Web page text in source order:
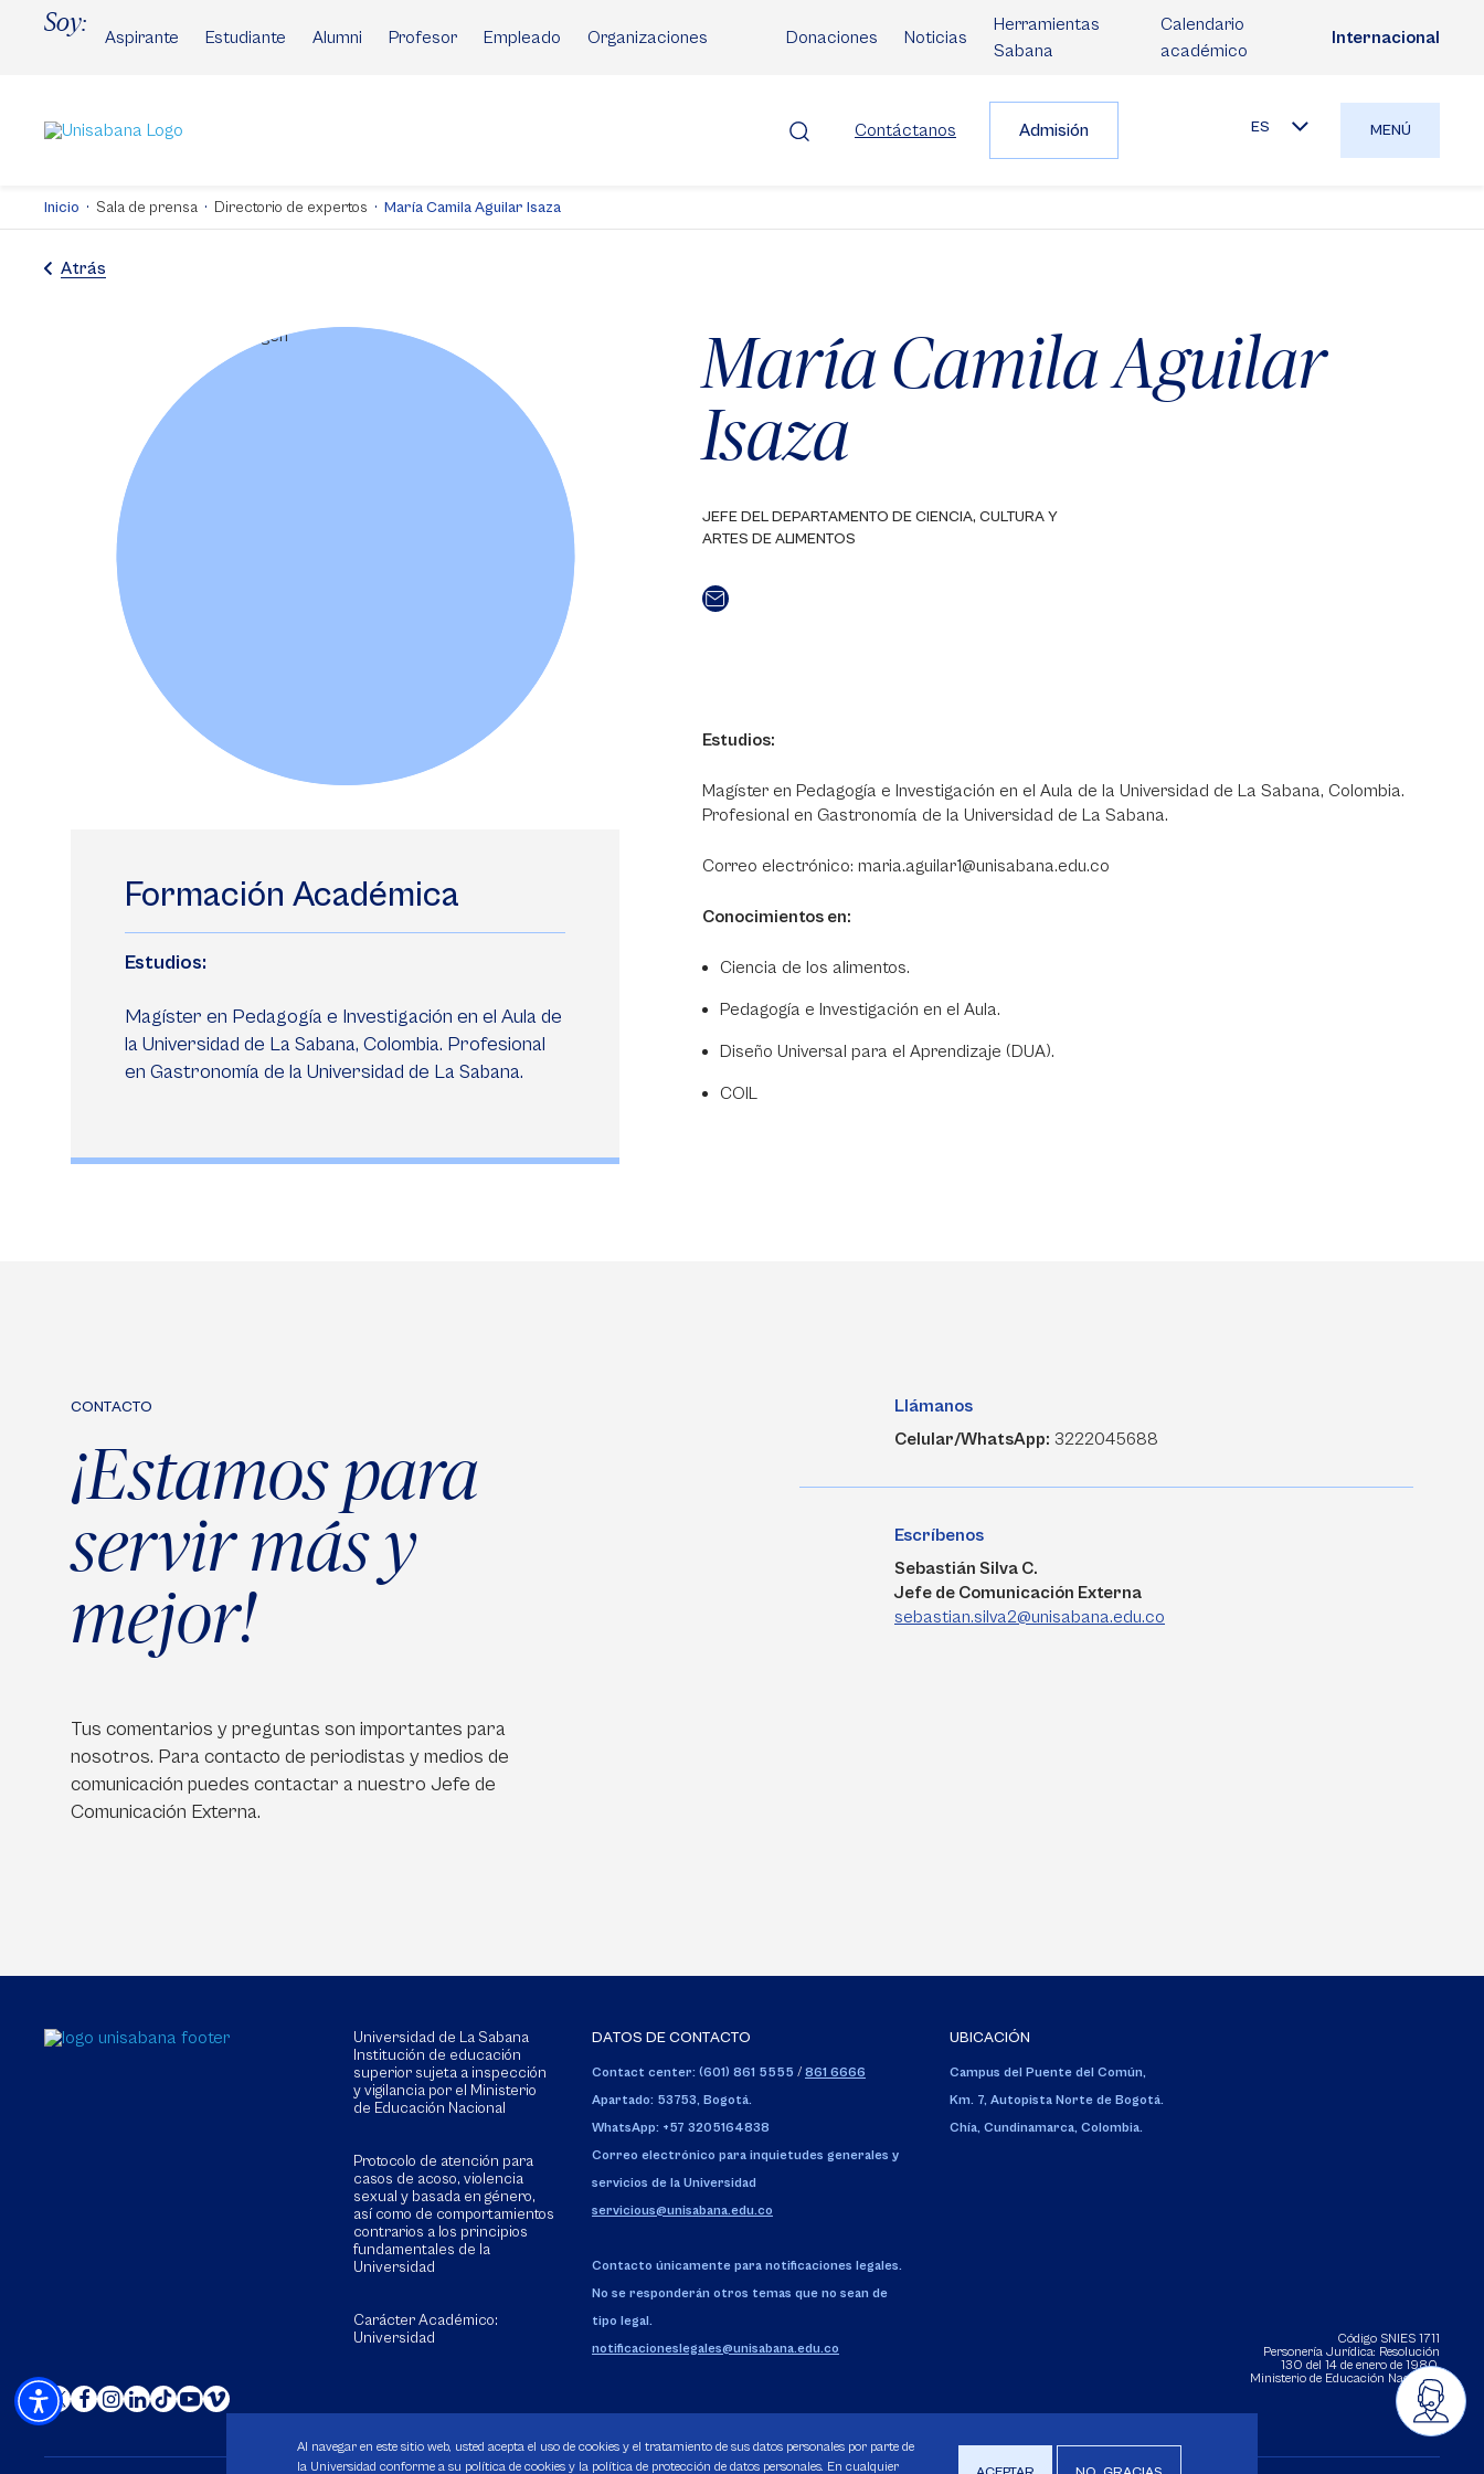
Soy:
Aspirante Estudiante Alumni Profesor Empleado Organizaciones Donaciones Noticias
Herramientas
Sabana
Calendario
académico
Internacional
Contáctanos Admisión ES MENÚ
Inicio Sala de prensa Directorio de expertos María Camila Aguilar Isaza
Atrás
María Camila Aguilar
Isaza
JEFE DEL DEPARTAMENTO DE CIENCIA, CULTURA Y
ARTES DE ALIMENTOS
Formación Académica
Estudios:
Magíster en Pedagogía e Investigación en el Aula de
la Universidad de La Sabana, Colombia. Profesional
en Gastronomía de la Universidad de La Sabana.
Estudios:
Magíster en Pedagogía e Investigación en el Aula de la Universidad de La Sabana, Colombia.
Profesional en Gastronomía de la Universidad de La Sabana.
Correo electrónico: maria.aguilar1@unisabana.edu.co
Conocimientos en:
Ciencia de los alimentos.
Pedagogía e Investigación en el Aula.
Diseño Universal para el Aprendizaje (DUA).
COIL
CONTACTO
¡Estamos para
servir más y
mejor!
Tus comentarios y preguntas son importantes para
nosotros. Para contacto de periodistas y medios de
comunicación puedes contactar a nuestro Jefe de
Comunicación Externa.
Llámanos
Celular/WhatsApp: 3222045688
Escríbenos
Sebastián Silva C.
Jefe de Comunicación Externa
sebastian.silva2@unisabana.edu.co
Universidad de La Sabana
Institución de educación
superior sujeta a inspección
y vigilancia por el Ministerio
de Educación Nacional
Protocolo de atención para
casos de acoso, violencia
sexual y basada en género,
así como de comportamientos
contrarios a los principios
fundamentales de la
Universidad
Carácter Académico:
Universidad
DATOS DE CONTACTO
Contact center: (601) 861 5555 / 861 6666
Apartado: 53753, Bogotá.
WhatsApp: +57 3205164838
Correo electrónico para inquietudes generales y
servicios de la Universidad
servicious@unisabana.edu.co
Contacto únicamente para notificaciones legales.
No se responderán otros temas que no sean de
tipo legal.
notificacioneslegales@unisabana.edu.co
UBICACIÓN
Campus del Puente del Común,
Km. 7, Autopista Norte de Bogotá.
Chía, Cundinamarca, Colombia.
Código SNIES 1711
Personería Jurídica: Resolución
130 del 14 de enero de 1980.
Ministerio de Educación Nacional.
Al navegar en este sitio web, usted acepta el uso de cookies y el tratamiento de sus datos personales por parte de
la Universidad conforme a su política de cookies y la política de protección de datos personales. En cualquier